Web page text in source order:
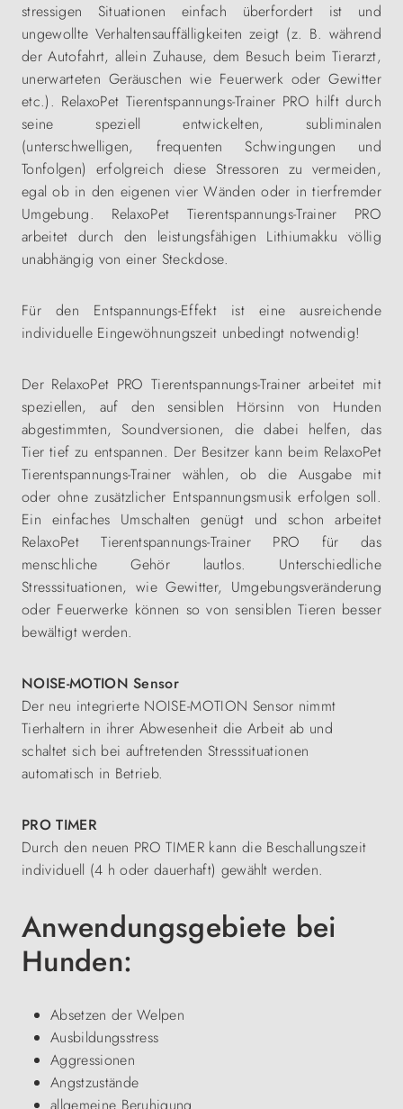
stressigen Situationen einfach überfordert ist und
ungewollte Verhaltensauffälligkeiten zeigt (z. B. während
der Autofahrt, allein Zuhause, dem Besuch beim Tierarzt,
unerwarteten Geräuschen wie Feuerwerk oder Gewitter
etc.). RelaxoPet Tierentspannungs-Trainer PRO hilft durch
seine speziell entwickelten, subliminalen
(unterschwelligen, frequenten Schwingungen und
Tonfolgen) erfolgreich diese Stressoren zu vermeiden,
egal ob in den eigenen vier Wänden oder in tierfremder
Umgebung. RelaxoPet Tierentspannungs-Trainer PRO
arbeitet durch den leistungsfähigen Lithiumakku völlig
unabhängig von einer Steckdose.
Für den Entspannungs-Effekt ist eine ausreichende
individuelle Eingewöhnungszeit unbedingt notwendig!
Der RelaxoPet PRO Tierentspannungs-Trainer arbeitet mit
speziellen, auf den sensiblen Hörsinn von Hunden
abgestimmten, Soundversionen, die dabei helfen, das
Tier tief zu entspannen. Der Besitzer kann beim RelaxoPet
Tierentspannungs-Trainer wählen, ob die Ausgabe mit
oder ohne zusätzlicher Entspannungsmusik erfolgen soll.
Ein einfaches Umschalten genügt und schon arbeitet
RelaxoPetTierentspannungs-TrainerPRO für das
menschliche Gehör lautlos. Unterschiedliche
Stresssituationen, wie Gewitter, Umgebungsveränderung
oder Feuerwerke können so von sensiblen Tieren besser
bewältigt werden.
NOISE-MOTION Sensor
Der neu integrierte NOISE-MOTION Sensor nimmt
Tierhaltern in ihrer Abwesenheit die Arbeit ab und
schaltet sich bei auftretenden Stresssituationen
automatisch in Betrieb.
PRO TIMER
Durch den neuen PRO TIMER kann die Beschallungszeit
individuell (4 h oder dauerhaft) gewählt werden.
Anwendungsgebiete bei
Hunden:
Absetzen der Welpen
Ausbildungsstress
Aggressionen
Angstzustände